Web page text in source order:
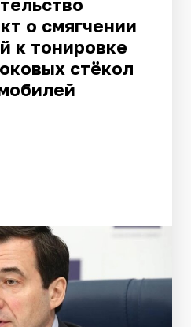
о смягчении
к тонировке
стёкол